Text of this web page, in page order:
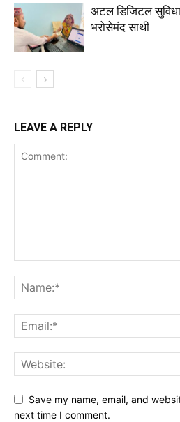
अटल डिजिटल सुविधा
भरोसेमंद साथी
LEAVE A REPLY
Save my name, email, and
next time I comment.